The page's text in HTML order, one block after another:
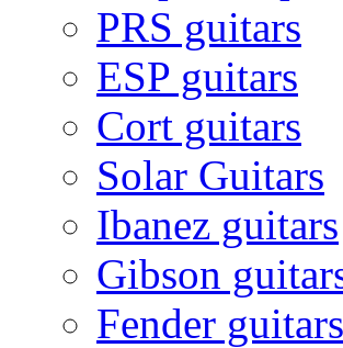
PRS guitars
ESP guitars
Cort guitars
Solar Guitars
Ibanez guitars
Gibson
Fender guitars